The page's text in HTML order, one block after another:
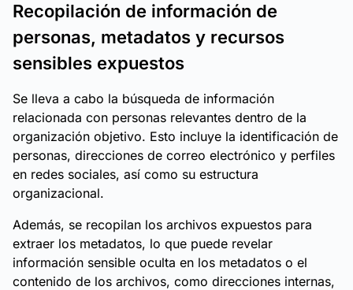
Recopilación de información de
personas, metadatos y recursos
sensibles expuestos
Se lleva a cabo la búsqueda de información
relacionada con personas relevantes dentro de la
organización objetivo. Esto incluye la identificación de
personas, direcciones de correo electrónico y perfiles
en redes sociales, así como su estructura
organizacional.
Además, se recopilan los archivos expuestos para
extraer los metadatos, lo que puede revelar
información sensible oculta en los metadatos o el
contenido de los archivos, como direcciones internas,